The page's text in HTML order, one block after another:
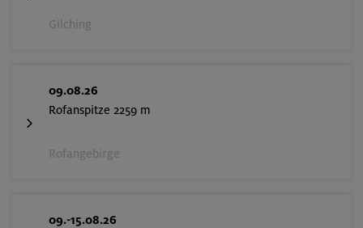
Gilching
09.08.26
Rofanspitze 2259 m
Rofangebirge
09.-15.08.26